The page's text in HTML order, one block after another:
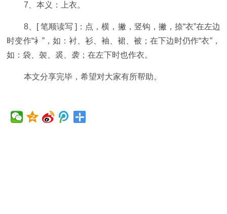
7、本义：上衣。
8、[ 笔顺读写 ]：点，横，撇，竖钩，撇，捺“衣”在左边
时变作“衤”，如：衬、衫、袖、裙、被；在下边时仍作“衣”，
如：袋、袈、裘、袭；在左下时也作衣。
本文分享完毕，希望对大家有所帮助。